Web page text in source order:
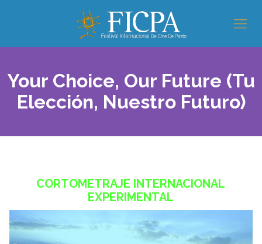
Your Choice, Our Future (Tu
Elección, Nuestro Futuro)
CORTOMETRAJE INTERNACIONAL
EXPERIMENTAL